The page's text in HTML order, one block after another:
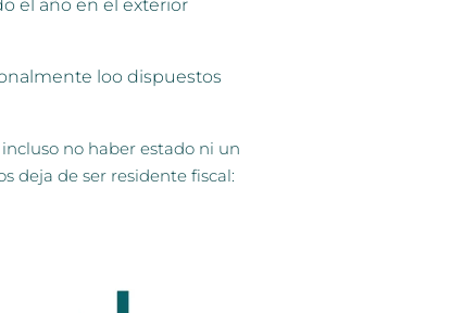
el año en el exterior
loo dispuestos
no haber estado ni un
deja de ser residente fiscal: